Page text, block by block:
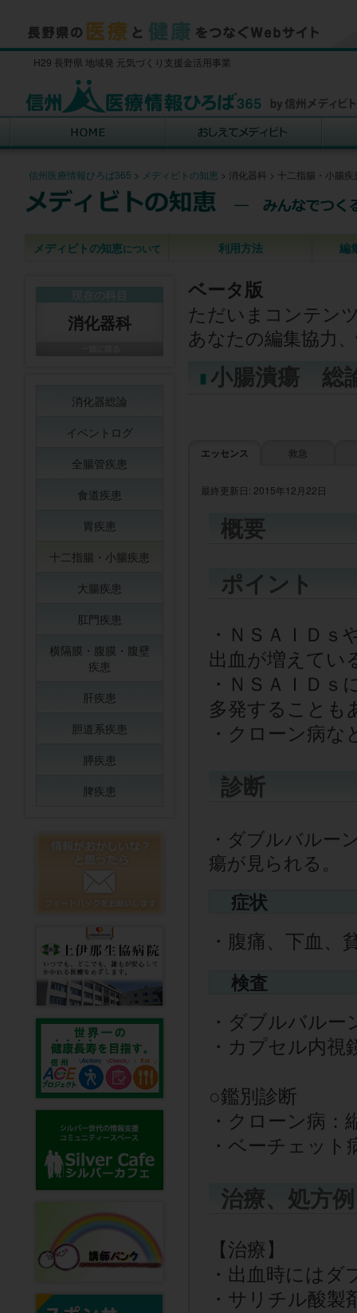
H29 長野県 地域発 元気づくり支援金活用事業
信州医療情報ひろば365 > メディビトの知恵 > 消化器科 > 十二指腸・小腸疾
メディビトの知恵について 利用方法 編
ベータ版
ただいまコンテン
あなたの編集協力
小腸潰瘍 総
エッセンス 救急
最終更新日: 2015年12月22日
概要
ポイント
・ＮＳＡＩＤ
出血が増えてい
・ＮＳＡＩＤ
多発することも
・クローン病
診断
・ダブルバルー
瘍が見られる。
症状
・腹痛、下血、
検査
・ダブルバルー
・カプセル内視
○鑑別診断
・クローン病：
・ベーチェット
治療、処方例
【治療】
・出血時には
・サリチル酸
消化器科
消化器総論
イベントログ
全腸管疾患
食道疾患
胃疾患
十二指腸・小腸疾患
大腸疾患
肛門疾患
横隔膜・腹膜・腹壁
疾患
肝疾患
胆道系疾患
膵疾患
脾疾患